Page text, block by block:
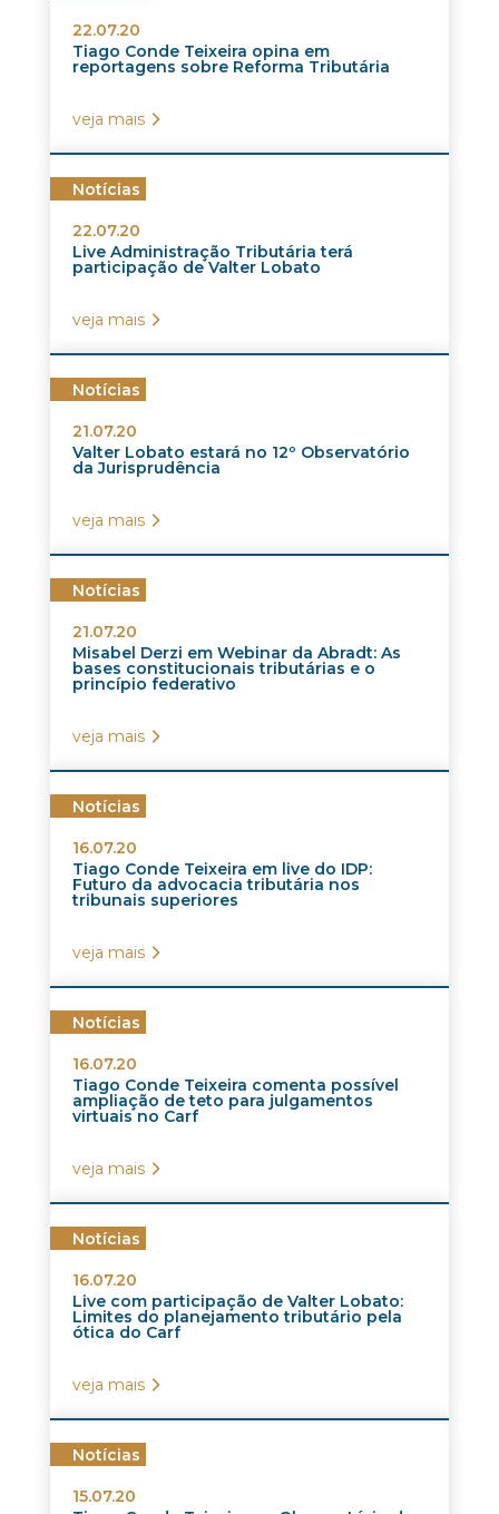
22.07.20
Tiago Conde Teixeira opina em
reportagens sobre Reforma Tributária
veja mais
Notícias
22.07.20
Live Administração Tributária terá
participação de Valter Lobato
veja mais
Notícias
21.07.20
Valter Lobato estará no 12º Observatório
da Jurisprudência
veja mais
Notícias
21.07.20
Misabel Derzi em Webinar da Abradt: As
bases constitucionais tributárias e o
princípio federativo
veja mais
Notícias
16.07.20
Tiago Conde Teixeira em live do IDP:
Futuro da advocacia tributária nos
tribunais superiores
veja mais
Notícias
16.07.20
Tiago Conde Teixeira comenta possível
ampliação de teto para julgamentos
virtuais no Carf
veja mais
Notícias
16.07.20
Live com participação de Valter Lobato:
Limites do planejamento tributário pela
ótica do Carf
veja mais
Notícias
15.07.20